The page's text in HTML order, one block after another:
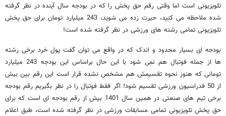
تلویزیونی است اما وقتی رقم حق پخش را که در بودجه سال آینده در نظر گرفته
شده ملاحظه می کنید، حیرت زده می شوید، 243 میلیارد تومان برای حق پخش
تلویزیونی تمامی رشته های ورزشی در نظر گرفته شده است!
بودجه ای بسیار محدود و اندک که در واقع می توان گفت پول خرد برخی رشته
ها از جمله فوتبال هم نمی شود با این حال براساس این بودجه 243 میلیارد
تومانی که هنوز نحوه تقسیمش هم مشخص نشده قرار است این رقم بین بیش
از 50 فدراسیون ورزشی تقسیم شود! اگر فقط فوتبال را در نظر بگیریم رقم بودجه
برخی تیم های صنعتی در همین سال 1401 بیش از رقم بودجه ای است که برای
حق پخش تلویزیونی تمامی مسابقات ورزشی در نظر گرفته شده است، طبق اعلام